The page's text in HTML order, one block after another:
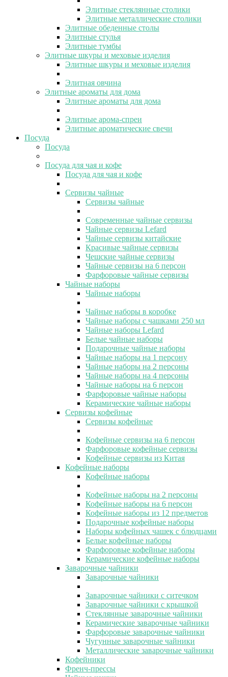
Элитные стеклянные столики
Элитные металлические столики
Элитные обеденные столы
Элитные стулья
Элитные тумбы
Элитные шкуры и меховые изделия
Элитные шкуры и меховые изделия
Элитная овчина
Элитные ароматы для дома
Элитные ароматы для дома
Элитные арома-спреи
Элитные ароматические свечи
Посуда
Посуда
Посуда для чая и кофе
Посуда для чая и кофе
Сервизы чайные
Сервизы чайные
Современные чайные сервизы
Чайные сервизы Lefard
Чайные сервизы китайские
Красивые чайные сервизы
Чешские чайные сервизы
Чайные сервизы на 6 персон
Фарфоровые чайные сервизы
Чайные наборы
Чайные наборы
Чайные наборы в коробке
Чайные наборы с чашками 250 мл
Чайные наборы Lefard
Белые чайные наборы
Подарочные чайные наборы
Чайные наборы на 1 персону
Чайные наборы на 2 персоны
Чайные наборы на 4 персоны
Чайные наборы на 6 персон
Фарфоровые чайные наборы
Керамические чайные наборы
Сервизы кофейные
Сервизы кофейные
Кофейные сервизы на 6 персон
Фарфоровые кофейные сервизы
Кофейные сервизы из Китая
Кофейные наборы
Кофейные наборы
Кофейные наборы на 2 персоны
Кофейные наборы на 6 персон
Кофейные наборы из 12 предметов
Подарочные кофейные наборы
Наборы кофейных чашек с блюдцами
Белые кофейные наборы
Фарфоровые кофейные наборы
Керамические кофейные наборы
Заварочные чайники
Заварочные чайники
Заварочные чайники с ситечком
Заварочные чайники с крышкой
Стеклянные заварочные чайники
Керамические заварочные чайники
Фарфоровые заварочные чайники
Чугунные заварочные чайники
Металлические заварочные чайники
Кофейники
Френч-прессы